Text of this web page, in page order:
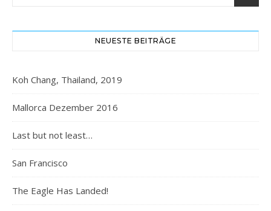
NEUESTE BEITRÄGE
Koh Chang, Thailand, 2019
Mallorca Dezember 2016
Last but not least…
San Francisco
The Eagle Has Landed!